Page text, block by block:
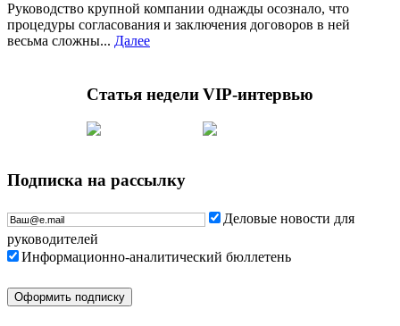
Руководство крупной компании однажды осознало, что
процедуры согласования и заключения договоров в ней
весьма сложны... Далее
Статья неделиVIP-интервью
Подписка на рассылку
Деловые новости для
руководителей
Информационно-аналитический бюллетень